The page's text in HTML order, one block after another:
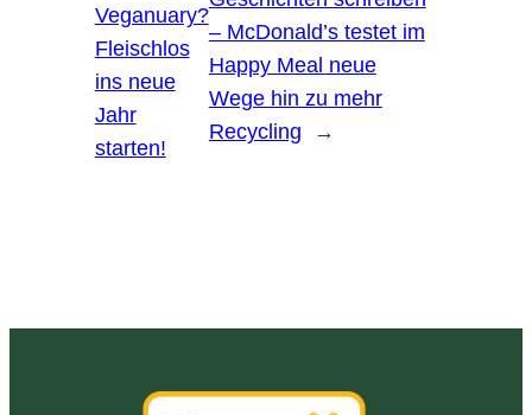
Veganuary?
Fleischlos
ins neue
Jahr
starten!
– McDonald’s testet im
Happy Meal neue
Wege hin zu mehr
Recycling
→